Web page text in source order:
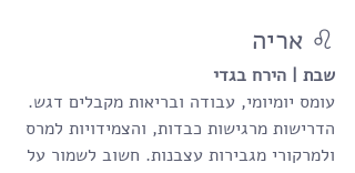
♌ אריה
שבת | הירח בגדי
עומס יומיומי, עבודה ובריאות מקבלים דגש.
הדרישות מרגישות כבדות, והצמידויות למרס
ולמרקורי מגבירות עצבנות. חשוב לשמור על